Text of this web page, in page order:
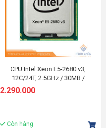
CPU Intel Xeon E5-2680 v3,
12C/24T, 2.5GHz / 30MB /
LGA2011-3
2.290.000
Còn hàng